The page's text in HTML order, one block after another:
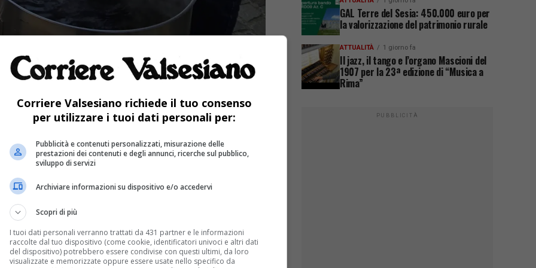
24 marzo, gli Alpini di Cravagliana-Sabbia
piatto della tradizione vercellese ma
Alpini oggi a Cravagliana
nella piazza della chiesa diCravagliana.
GAL Terre del Sesia: 450.000 euro per
la valorizzazione del patrimonio rurale
ATTUALITÀ 1 giorno fa
Il jazz, il tango e l’organo Mascioni del
1907 per la 23ª edizione di “Musica a
Rima”
PUBBLICITÀ
Corriere Valsesiano richiede il tuo consenso
per utilizzare i tuoi dati personali per:
Pubblicità e contenuti personalizzati, misurazione delle
prestazioni dei contenuti e degli annunci, ricerche sul pubblico,
sviluppo di servizi
Archiviare informazioni su dispositivo e/o accedervi
Scopri di più
I tuoi dati personali verranno trattati da 431 partner e le informazioni
raccolte dal tuo dispositivo (come cookie, identificatori univoci e altri dati
del dispositivo) potrebbero essere condivise con questi ultimi, da loro
visualizzate e memorizzate oppure essere usate nello specifico da